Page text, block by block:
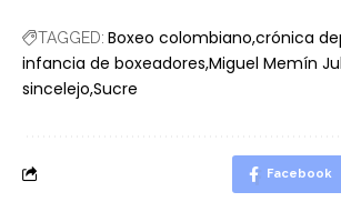
TAGGED: Boxeo colombiano crónica
infancia de boxeadores Miguel Memín
sincelejo Sucre
Facebook